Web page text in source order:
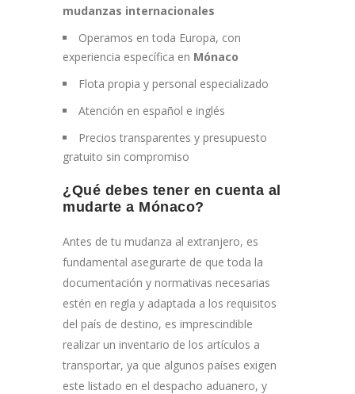
mudanzas internacionales
Operamos en toda Europa, con
experiencia específica en Mónaco
Flota propia y personal especializado
Atención en español e inglés
Precios transparentes y presupuesto
gratuito sin compromiso
¿Qué debes tener en cuenta al
mudarte a Mónaco?
Antes de tu mudanza al extranjero, es
fundamental asegurarte de que toda la
documentación y normativas necesarias
estén en regla y adaptada a los requisitos
del país de destino, es imprescindible
realizar un inventario de los artículos a
transportar, ya que algunos países exigen
este listado en el despacho aduanero, y